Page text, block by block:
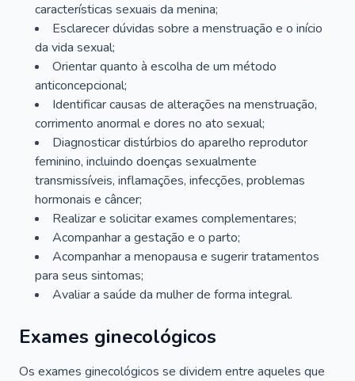
características sexuais da menina;
Esclarecer dúvidas sobre a menstruação e o início
da vida sexual;
Orientar quanto à escolha de um método
anticoncepcional;
Identificar causas de alterações na menstruação,
corrimento anormal e dores no ato sexual;
Diagnosticar distúrbios do aparelho reprodutor
feminino, incluindo doenças sexualmente
transmissíveis, inflamações, infecções, problemas
hormonais e câncer;
Realizar e solicitar exames complementares;
Acompanhar a gestação e o parto;
Acompanhar a menopausa e sugerir tratamentos
para seus sintomas;
Avaliar a saúde da mulher de forma integral.
Exames ginecológicos
Os exames ginecológicos se dividem entre aqueles que